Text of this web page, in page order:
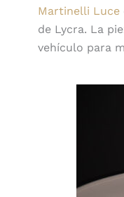
Martinelli Luce
de Lycra. La
vehículo para